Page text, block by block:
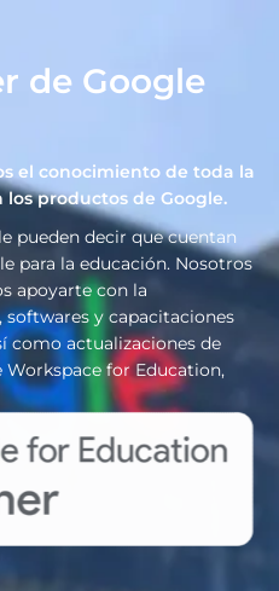
de Google
el conocimiento de toda la
productos de Google.
pueden decir que cuentan
para la educación. Nosotros
apoyarte con la
y capacitaciones
como actualizaciones de
for Education,